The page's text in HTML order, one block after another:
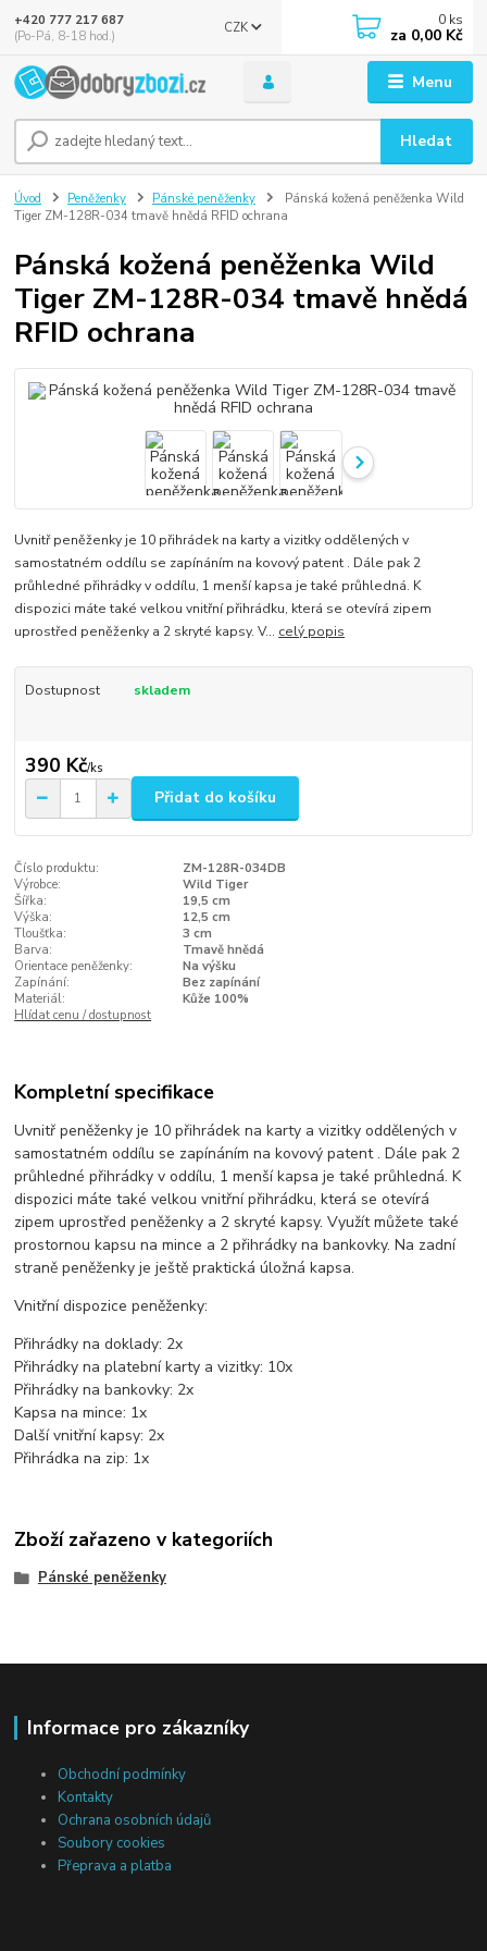
Menu
CZK
Hledat
+420 777 217 687
(Po-Pá, 8-18 hod.)
0 ks
za 0,00 Kč
Úvod Peněženky Pánské peněženky
Pánská kožená peněženka Wild
Tiger ZM-128R-034 tmavě hnědá RFID ochrana
Pánská kožená peněženka Wild
Tiger ZM-128R-034 tmavě hnědá
RFID ochrana
Uvnitř peněženky je 10 přihrádek na karty a vizitky oddělených v
samostatném oddílu se zapínáním na kovový patent . Dále pak 2
průhledné přihrádky v oddílu, 1 menší kapsa je také průhledná. K
dispozici máte také velkou vnitřní přihrádku, která se otevírá zipem
uprostřed peněženky a 2 skryté kapsy. V... celý popis
Dostupnost skladem
390 Kč/ks
Přidat do košíku
Číslo produktu:
ZM-128R-034DB
Výrobce:
Wild Tiger
Šířka:
19,5 cm
Výška:
12,5 cm
Tloušťka:
3 cm
Barva:
Tmavě hnědá
Orientace peněženky:
Na výšku
Zapínání:
Bez zapínání
Materiál:
Kůže 100%
Hlídat cenu / dostupnost
Kompletní specifikace
Uvnitř peněženky je 10 přihrádek na karty a vizitky oddělených v
samostatném oddílu se zapínáním na kovový patent . Dále pak 2
průhledné přihrádky v oddílu, 1 menší kapsa je také průhledná. K
dispozici máte také velkou vnitřní přihrádku, která se otevírá
zipem uprostřed peněženky a 2 skryté kapsy. Využít můžete také
prostornou kapsu na mince a 2 přihrádky na bankovky. Na zadní
straně peněženky je ještě praktická úložná kapsa.
Vnitřní dispozice peněženky:
Přihrádky na doklady: 2x
Přihrádky na platební karty a vizitky: 10x
Přihrádky na bankovky: 2x
Kapsa na mince: 1x
Další vnitřní kapsy: 2x
Přihrádka na zip: 1x
Zboží zařazeno v kategoriích
Pánské peněženky
Informace pro zákazníky
Obchodní podmínky
Kontakty
Ochrana osobních údajů
Soubory cookies
Přeprava a platba